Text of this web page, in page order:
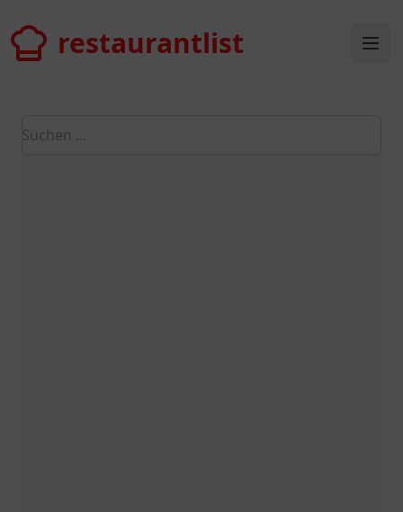
restaurantlistrestaurantlist